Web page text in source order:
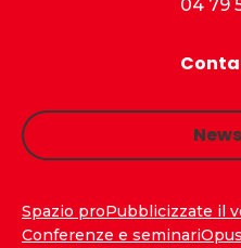
04 79
Spazio proPubblicizzate il
Conferenze e seminari